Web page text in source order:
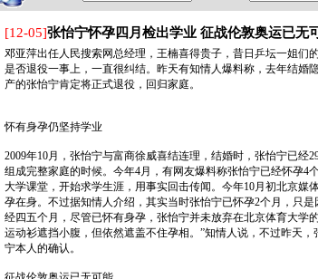
[12-05]张怡宁怀孕四月检出学业 征战伦敦奥运已无
邓亚萍出任人民搜索网总经理，王楠喜得贵子，昔日乒坛一姐们
是否退役一事上，一直很纠结。昨天有知情人爆料称，去年结婚
产的张怡宁肯定将正式退役，回归家庭。
怀有身孕仍坚持学业
2009年10月，张怡宁与富商徐威喜结连理，结婚时，张怡宁已经
组成完整家庭的时候。今年4月，有网友爆料称张怡宁已经怀孕
大学课堂，开始求学生涯，用事实回击传闻。今年10月初北京
孕在身。不过据知情人介绍，其实当时张怡宁已怀孕2个月，只
经四五个月，尽管已怀有身孕，张怡宁并未放弃在北京体育大学
运动衫遮挡小腹，但依然遮盖不住孕相。”知情人说，不过昨天
宁本人的确认。